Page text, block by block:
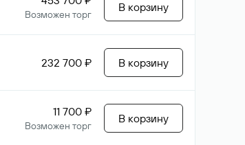
Возможен торг
В корзину
232 700 ₽ В корзину
11 700 ₽
Возможен торг
В корзину